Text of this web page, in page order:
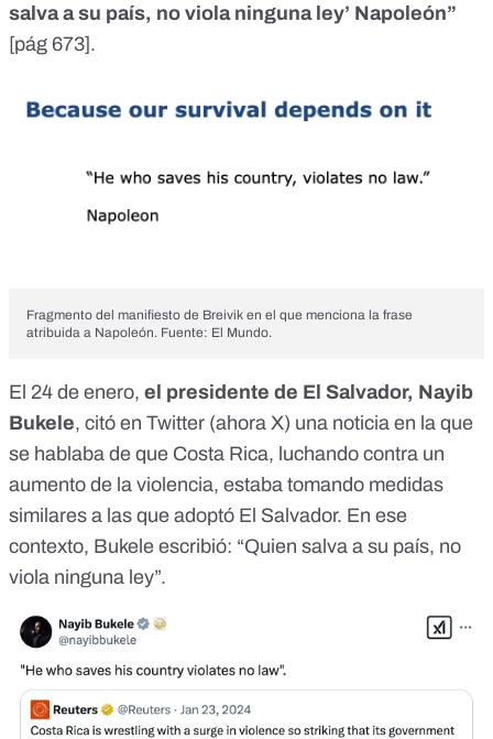
salva a su país, no viola ninguna ley’ Napoleón”
[pág 673].
Fragmento del manifiesto de Breivik en el que menciona la frase
atribuida a Napoleón. Fuente: El Mundo.
El 24 de enero, el presidente de El Salvador, Nayib
Bukele, citó en Twitter (ahora X) una noticia en la que
se hablaba de que Costa Rica, luchando contra un
aumento de la violencia, estaba tomando medidas
similares a las que adoptó El Salvador. En ese
contexto, Bukele escribió: “Quien salva a su país, no
viola ninguna ley”.